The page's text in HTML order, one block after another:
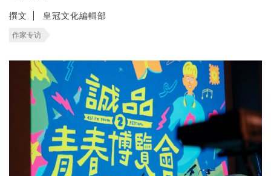
撰文 皇冠文化編輯部
作家专访